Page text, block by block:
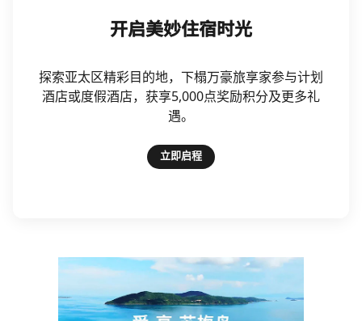
开启美妙住宿时光
探索亚太区精彩目的地，下榻万豪旅享家参与计划
酒店或度假酒店，获享5,000点奖励积分及更多礼
遇。
立即启程